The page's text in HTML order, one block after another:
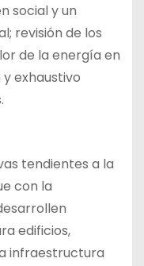
social y un
revisión de los
de la energía en
exhaustivo
tendientes a la
con la
edificios,
infraestructura